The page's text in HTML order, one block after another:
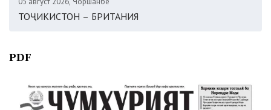
ТОҶИКИСТОН – БРИТАНИЯ
PDF